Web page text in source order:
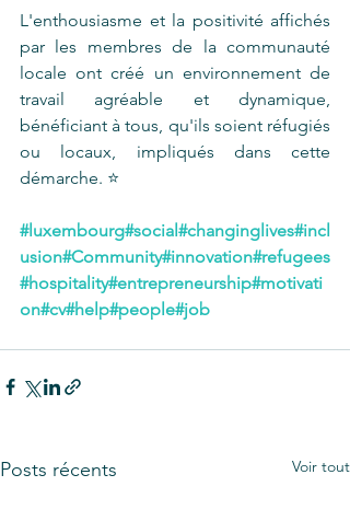
L'enthousiasme et la positivité affichés
par les membres de la communauté
locale ont créé un environnement de
travail agréable et dynamique,
bénéficiant à tous, qu'ils soient réfugiés
ou locaux, impliqués dans cette
démarche. ⭐️
#luxembourg#social#changinglives#incl
usion#Community#innovation#refugees
#hospitality#entrepreneurship#motivati
on#cv#help#people#job
Posts récents Voir tout